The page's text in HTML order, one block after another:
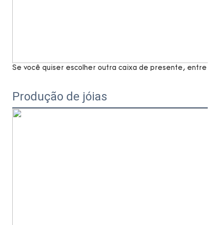
Se você quiser escolher outra caixa de presente, entre
Produção de jóias